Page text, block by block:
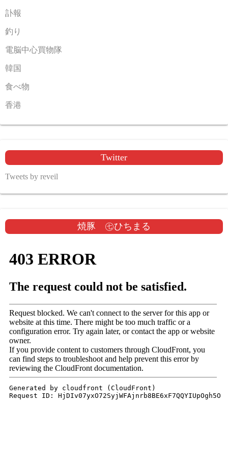
訃報
釣り
電脳中心買物隊
韓国
食べ物
香港
Twitter
Tweets by reveil
焼豚 ㊆ひちまる